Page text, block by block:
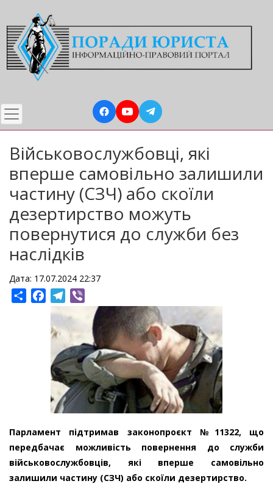
до
основного
вмісту
Військовослужбовці, які
вперше самовільно залишили
частину (СЗЧ) або скоїли
дезертирство можуть
повернутися до служби без
наслідків
Дата: 17.07.2024 22:37
ShareFacebookTelegram
Парламент підтримав законопроєкт №11322, що
передбачає можливість повернення до служби
військовослужбовців, які вперше самовільно
залишили частину (СЗЧ) або скоїли дезертирство.